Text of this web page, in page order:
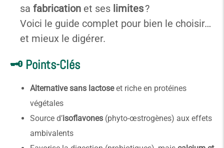
sa fabrication et ses limites?
Voici le guide complet pour bien le choisir…
et mieux le digérer.
🗝️ Points-Clés
Alternative sans lactoseet riche en protéines
végétales
Source d’isoflavones (phyto-œstrogènes) aux effets
ambivalents